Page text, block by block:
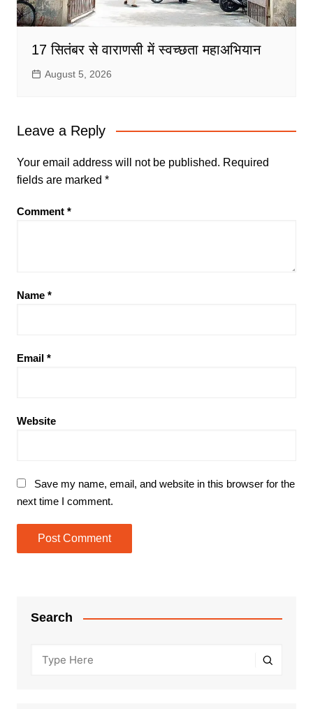
17 सितंबर से वाराणसी में स्वच्छता महाअभियान
August 5, 2026
Leave a Reply
Your email address will not be published. Required
fields are marked *
Comment *
Name *
Email *
Website
Save my name, email, and website in this browser for the
next time I comment.
Search